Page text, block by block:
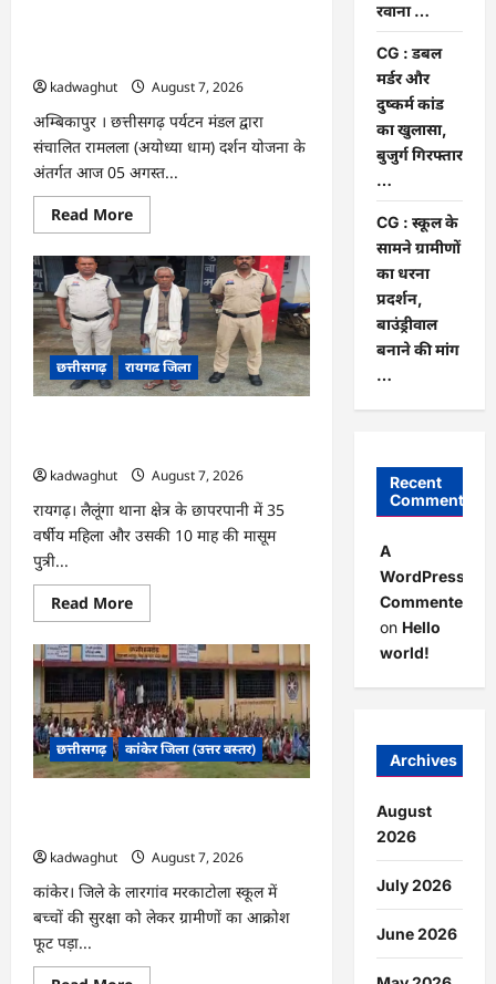
…
kadwaghut
August 7, 2026
अम्बिकापुर । छत्तीसगढ़ पर्यटन मंडल द्वारा
संचालित रामलला (अयोध्या धाम) दर्शन योजना के
अंतर्गत आज 05 अगस्त...
Read MoreRead
more
CG
:
सरगुजा
संभाग
के
850
तीर्थयात्री
अयोध्या
धाम
दर्शन
से
…
छत्तीसगढ़ रायगढ जिला
kadwaghut
August 7, 2026
रायगढ़। लैलूंगा थाना क्षेत्र के छापरपानी में 35
वर्षीय महिला और उसकी 10 माह की मासूम
पुत्री...
Read MoreRead
more
CG
:
डबल
मर्डर
और
दुष्कर्म
कांड
का
खुलासा,
छत्तीसगढ़ कांकेर जिला (उत्तर बस्तर)
kadwaghut
August 7, 2026
कांकेर। जिले के लारगांव मरकाटोला स्कूल में
बच्चों की सुरक्षा को लेकर ग्रामीणों का आक्रोश
फूट पड़ा...
रवाना …
CG : डबल
मर्डर और
दुष्कर्म कांड
का खुलासा,
बुजुर्ग गिरफ्तार
…
CG : स्कूल के
सामने ग्रामीणों
का धरना
प्रदर्शन,
बाउंड्रीवाल
बनाने की मांग
…
Recent
Comments
A
WordPress
Commenter
on Hello
world!
Archives
August
2026
July 2026
June 2026